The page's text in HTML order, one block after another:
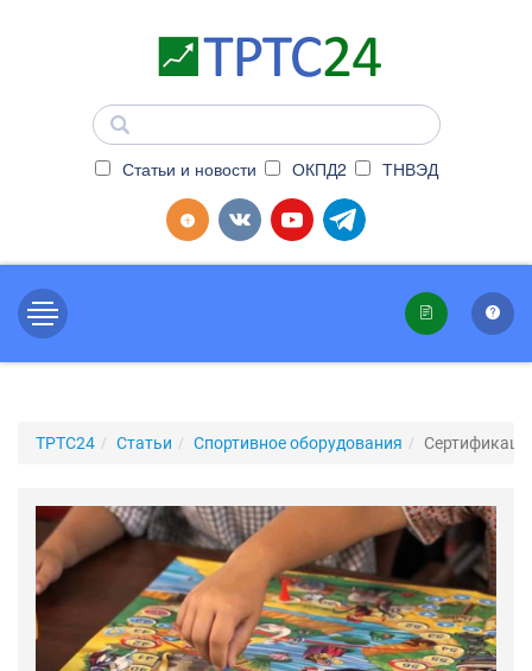
Статьи и новости ОКПД2 ТНВЭД
ТРТС24 Статьи Cпортивное оборудования